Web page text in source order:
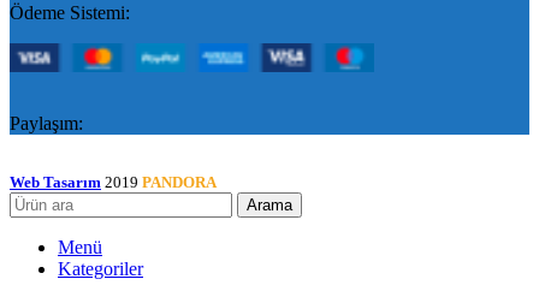
Ödeme Sistemi:
Paylaşım:
Web Tasarım 2019 PANDORA
Arama
Menü
Kategoriler